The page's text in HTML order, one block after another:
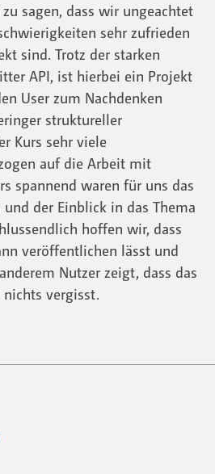
sagen, dass wir ungeachtet
sehr zufrieden
sind. Trotz der starken
API, ist hierbei ein Projekt
User zum Nachdenken
struktureller
Kurs sehr viele
auf die Arbeit mit
spannend waren für uns das
der Einblick in das Thema
hoffen wir, dass
veröffentlichen lässt und
Nutzer zeigt, dass das
vergisst.